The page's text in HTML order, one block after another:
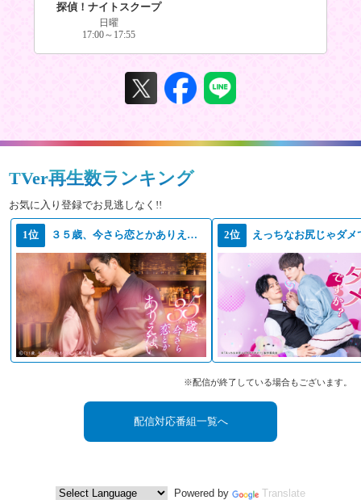
探偵！ナイトスクープ
日曜
17:00～17:55
TVer再生数ランキング
お気に入り登録でお見逃しなく!!
1位 ３５歳、今さら恋とかありえない 2位 えっちなお尻じゃダメ
※配信が終了している場合もございます。
配信対応番組一覧へ
Powered by Translate